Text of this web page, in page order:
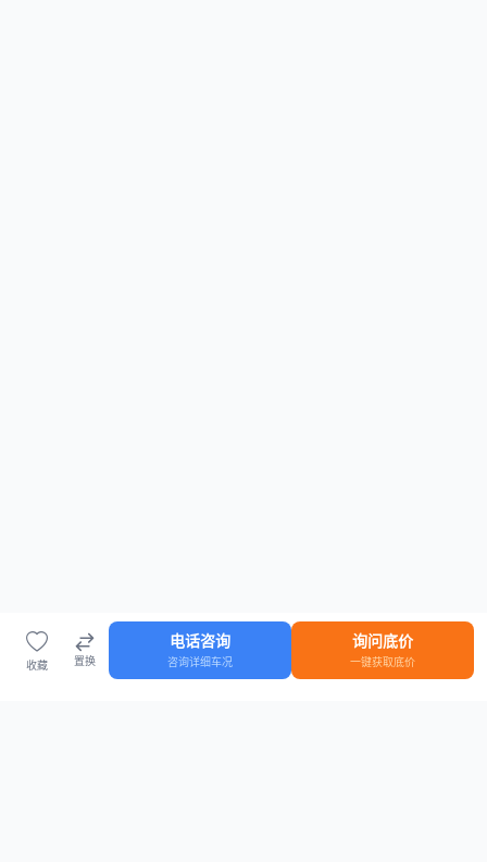
收藏 置换
电话咨询
咨询详细车况
询问底价
一键获取底价
车源 知识 登录